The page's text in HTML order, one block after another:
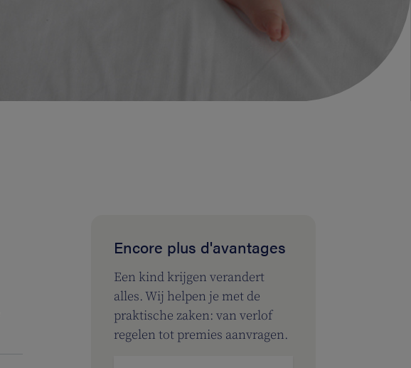
Encore plus d'avantages
Een kind krijgen verandert
alles. Wij helpen je met de
praktische zaken: van verlof
regelen tot premies aanvragen.